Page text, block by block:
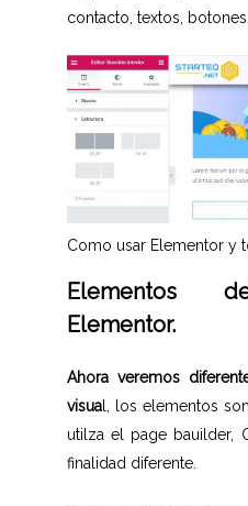
contacto, textos, botones.
Como usar Elementor y
Elementos
Elementor.
Ahora veremos
visual, los elementos
utilza el page bauilder,
finalidad diferente.